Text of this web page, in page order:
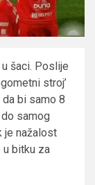
šaci. Poslije
stroj’
bi samo 8
do samog
je nažalost
u bitku za